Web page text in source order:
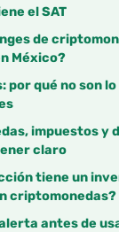
el SAT
de
México?
por qué no son lo
impuestos y
claro
tiene un
criptomonedas?
antes de